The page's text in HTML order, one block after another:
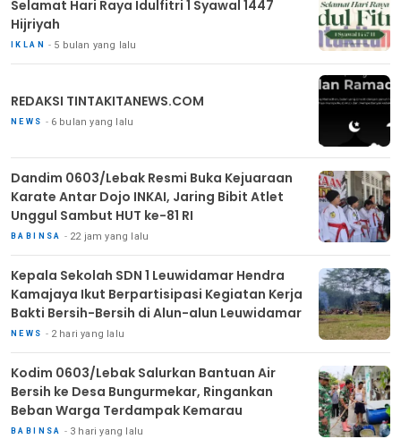
Selamat Hari Raya Idulfitri 1 Syawal 1447
Hijriyah
IKLAN 5 bulan yang lalu
REDAKSI TINTAKITANEWS.COM
NEWS 6 bulan yang lalu
Dandim 0603/Lebak Resmi Buka Kejuaraan
Karate Antar Dojo INKAI, Jaring Bibit Atlet
Unggul Sambut HUT ke-81 RI
BABINSA 22 jam yang lalu
Kepala Sekolah SDN 1 Leuwidamar Hendra
Kamajaya Ikut Berpartisipasi Kegiatan Kerja
Bakti Bersih-Bersih di Alun-alun Leuwidamar
NEWS 2 hari yang lalu
Kodim 0603/Lebak Salurkan Bantuan Air
Bersih ke Desa Bungurmekar, Ringankan
Beban Warga Terdampak Kemarau
BABINSA 3 hari yang lalu